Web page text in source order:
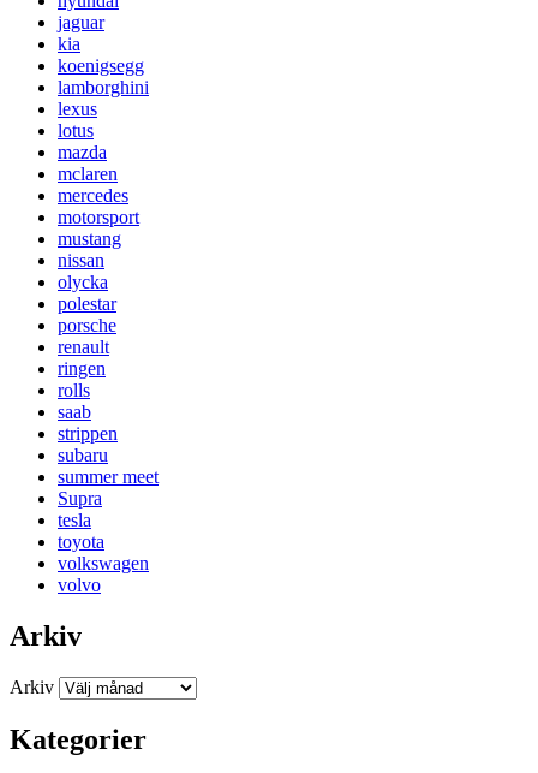
jaguar
kia
koenigsegg
lamborghini
lexus
lotus
mazda
mclaren
mercedes
motorsport
mustang
nissan
olycka
polestar
porsche
renault
ringen
rolls
saab
strippen
subaru
summer meet
Supra
tesla
toyota
volkswagen
volvo
Arkiv
Arkiv
Kategorier